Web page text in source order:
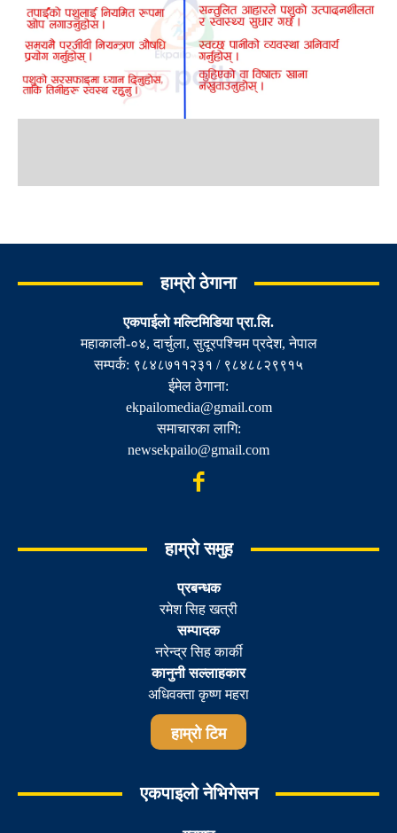
हाम्रो ठेगाना
एकपाईलाे मल्टिमिडिया प्रा.लि.
महाकाली-०४, दार्चुला, सुदूरपश्चिम प्रदेश, नेपाल
सम्पर्क: ९८४८७११२३१ / ९८४८८२९९१५
ईमेल ठेगाना:
ekpailomedia@gmail.com
समाचारका लागि:
newsekpailo@gmail.com
हाम्रो समुह
प्रबन्धक
रमेश सिह खत्री
सम्पादक
नरेन्द्र सिह कार्की
कानुनी सल्लाहकार
अधिवक्ता कृष्ण महरा
हाम्रो टिम
एकपाइलो नेभिगेसन